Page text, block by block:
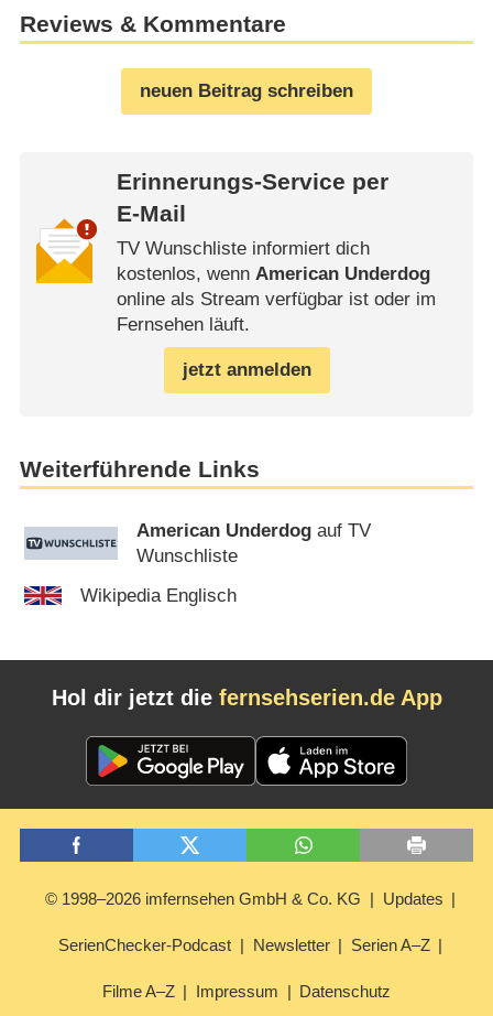
Reviews & Kommentare
neuen Beitrag schreiben
Erinnerungs-Service per
E-Mail
TV Wunschliste informiert dich
kostenlos, wenn American Underdog
online als Stream verfügbar ist oder im
Fernsehen läuft.
jetzt anmelden
Weiterführende Links
American Underdog auf TV
Wunschliste
Wikipedia Englisch
Hol dir jetzt die fernsehserien.de App
© 1998–2026 imfernsehen GmbH & Co. KG Updates
SerienChecker-Podcast Newsletter Serien A–Z
Filme A–Z Impressum Datenschutz